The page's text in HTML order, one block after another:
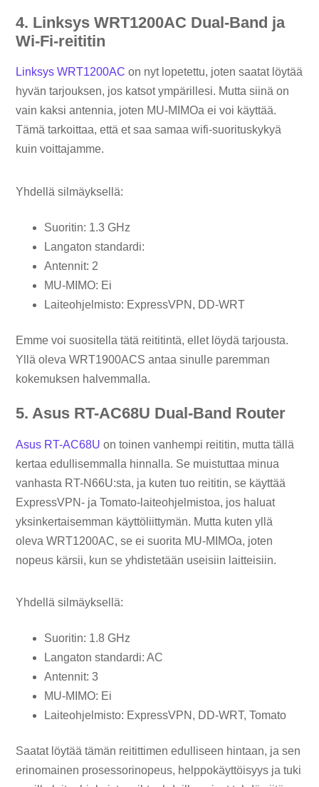
4. Linksys WRT1200AC Dual-Band ja
Wi-Fi-reititin
Linksys WRT1200AC on nyt lopetettu, joten saatat löytää
hyvän tarjouksen, jos katsot ympärillesi. Mutta siinä on
vain kaksi antennia, joten MU-MIMOa ei voi käyttää.
Tämä tarkoittaa, että et saa samaa wifi-suorituskykyä
kuin voittajamme.
Yhdellä silmäyksellä:
Suoritin: 1.3 GHz
Langaton standardi:
Antennit: 2
MU-MIMO: Ei
Laiteohjelmisto: ExpressVPN, DD-WRT
Emme voi suositella tätä reititintä, ellet löydä tarjousta.
Yllä oleva WRT1900ACS antaa sinulle paremman
kokemuksen halvemmalla.
5. Asus RT-AC68U Dual-Band Router
Asus RT-AC68U on toinen vanhempi reititin, mutta tällä
kertaa edullisemmalla hinnalla. Se muistuttaa minua
vanhasta RT-N66U:sta, ja kuten tuo reititin, se käyttää
ExpressVPN- ja Tomato-laiteohjelmistoa, jos haluat
yksinkertaisemman käyttöliittymän. Mutta kuten yllä
oleva WRT1200AC, se ei suorita MU-MIMOa, joten
nopeus kärsii, kun se yhdistetään useisiin laitteisiin.
Yhdellä silmäyksellä:
Suoritin: 1.8 GHz
Langaton standardi: AC
Antennit: 3
MU-MIMO: Ei
Laiteohjelmisto: ExpressVPN, DD-WRT, Tomato
Saatat löytää tämän reitittimen edulliseen hintaan, ja sen
erinomainen prosessorinopeus, helppokäyttöisyys ja tuki